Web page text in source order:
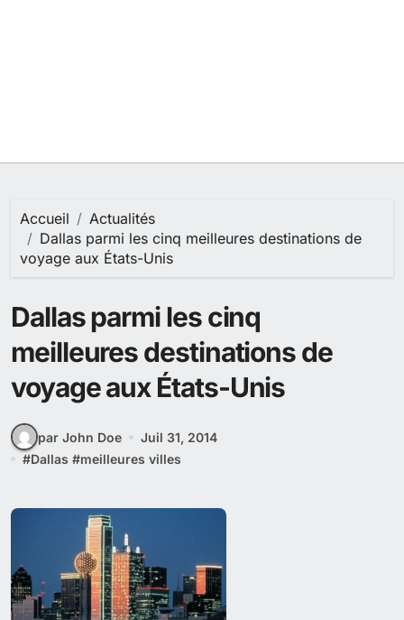
Accueil
Actualités
Dallas parmi les cinq meilleures destinations de
voyage aux États-Unis
Dallas parmi les cinq
meilleures destinations de
voyage aux États-Unis
par John Doe
Juil 31, 2014
#Dallas #meilleures villes